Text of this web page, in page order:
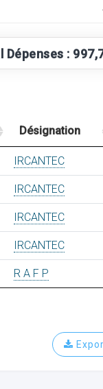
Dépenses :
Désignation
IRCANTEC
IRCANTEC
IRCANTEC
IRCANTEC
R A F P